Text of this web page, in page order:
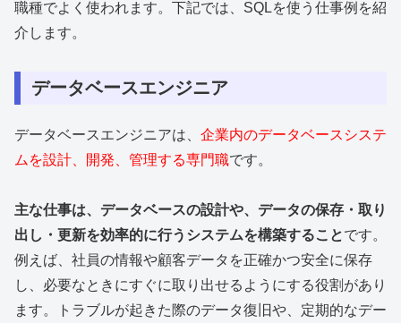
職種でよく使われます。下記では、SQLを使う仕事例を紹
介します。
データベースエンジニア
データベースエンジニアは、 企業内のデータベースシステ
ムを設計、開発、管理する専門職です。
主な仕事は、データベースの設計や、データの保存・取り
出し・更新を効率的に行うシステムを構築することです。
例えば、社員の情報や顧客データを正確かつ安全に保存
し、必要なときにすぐに取り出せるようにする役割があり
ます。トラブルが起きた際のデータ復旧や、定期的なデー